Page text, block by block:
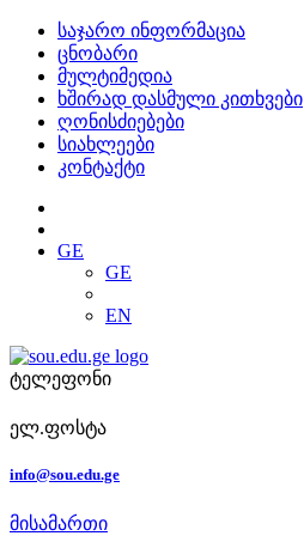
საჯარო ინფორმაცია
ცნობარი
მულტიმედია
ხშირად დასმული კითხვები
ღონისძიებები
სიახლეები
კონტაქტი
GE
GE
EN
ტელეფონი
ელ.ფოსტა
info@sou.edu.ge
მისამართი